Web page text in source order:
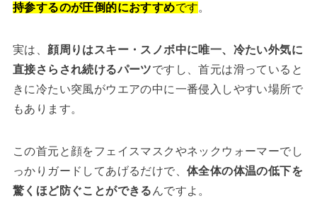
持参するのが圧倒的におすすめです。
実は、 顔周りはスキー・スノボ中に唯一、冷たい外気に
直接さらされ続けるパーツですし、首元は滑っていると
きに冷たい突風がウエアの中に一番侵入しやすい場所で
もあります。
この首元と顔をフェイスマスクやネックウォーマーでし
っかりガードしてあげるだけで、 体全体の体温の低下を
驚くほど防ぐことができる んですよ。